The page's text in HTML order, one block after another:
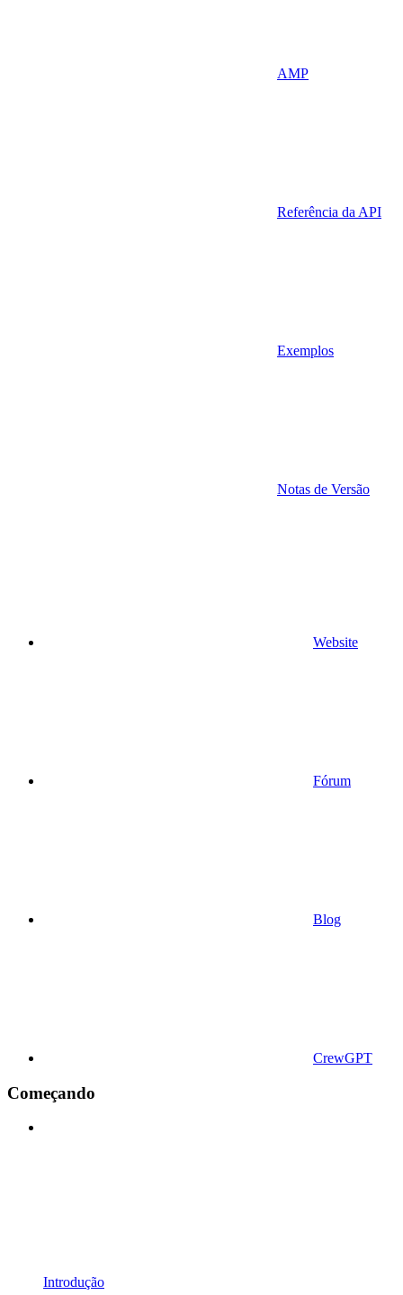
AMP
Referência da API
Exemplos
Notas de Versão
Website
Fórum
Blog
CrewGPT
Começando
Introdução